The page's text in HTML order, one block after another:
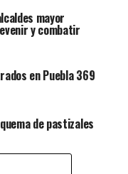
mayor
y combatir
en Puebla 369
de pastizales